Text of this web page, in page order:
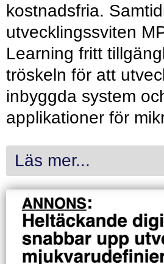
kostnadsfria.
utvecklingssviten
Learning fritt
tröskeln för att
inbyggda system
applikationer för
Läs mer...